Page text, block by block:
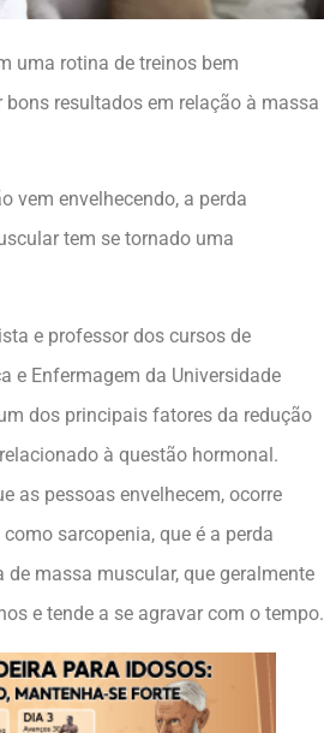
uma rotina de treinos bem
bons resultados em relação à massa
vem envelhecendo, a perda
tem se tornado uma
e professor dos cursos de
e Enfermagem da Universidade
dos principais fatores da redução
à questão hormonal.
as pessoas envelhecem, ocorre
sarcopenia, que é a perda
massa muscular, que geralmente
e tende a se agravar com o tempo.